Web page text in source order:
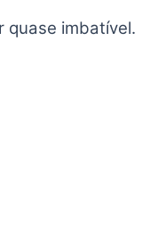
quase imbatível.